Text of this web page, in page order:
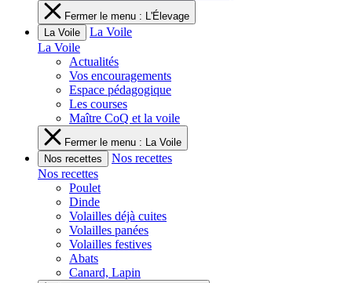
Fermer le menu : L'Élevage
La Voile
La Voile
La Voile
Actualités
Vos encouragements
Espace pédagogique
Les courses
Maître CoQ et la voile
Fermer le menu : La Voile
Nos recettes
Nos recettes
Nos recettes
Poulet
Dinde
Volailles déjà cuites
Volailles panées
Volailles festives
Abats
Canard, Lapin